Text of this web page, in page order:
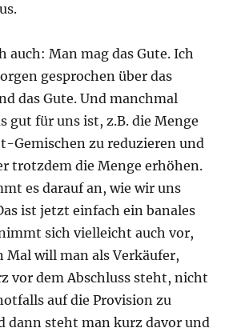
auch: Man mag das Gute. Ich
gesprochen über das
das Gute. Und manchmal
gut für uns ist, z.B. die Menge
Gemischen zu reduzieren und
trotzdem die Menge erhöhen.
es darauf an, wie wir uns
ist jetzt einfach ein banales
sich vielleicht auch vor,
Mal will man als Verkäufer,
vor dem Abschluss steht, nicht
auf die Provision zu
dann steht man kurz davor und